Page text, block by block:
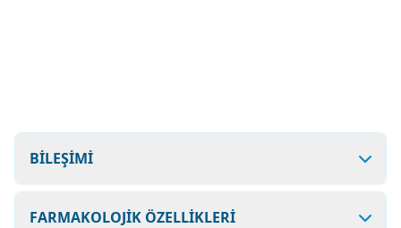
BİLEŞİMİ
FARMAKOLOJİK ÖZELLİKLERİ